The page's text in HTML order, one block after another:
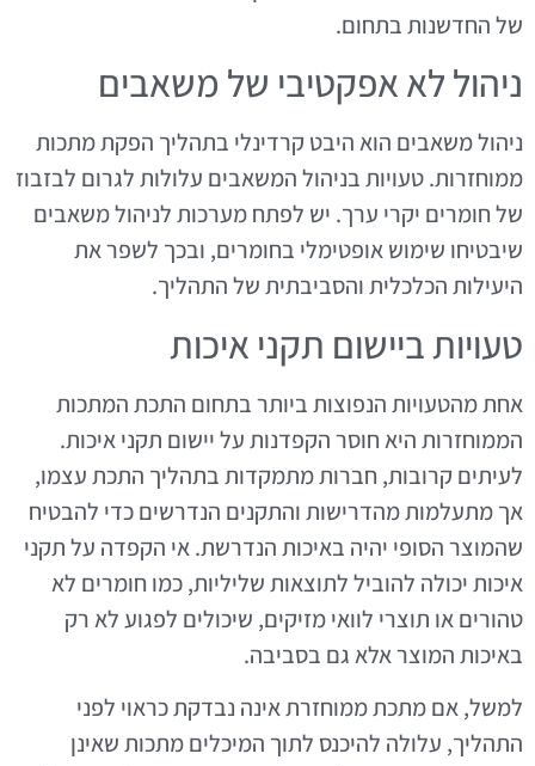
של החדשנות בתחום.
ניהול לא אפקטיבי של משאבים
ניהול משאבים הוא היבט קרדינלי בתהליך הפקת מתכות
ממוחזרות. טעויות בניהול המשאבים עלולות לגרום לבזבוז
של חומרים יקרי ערך. יש לפתח מערכות לניהול משאבים
שיבטיחו שימוש אופטימלי בחומרים, ובכך לשפר את
היעילות הכלכלית והסביבתית של התהליך.
טעויות ביישום תקני איכות
אחת מהטעויות הנפוצות ביותר בתחום התכת המתכות
הממוחזרות היא חוסר הקפדנות על יישום תקני איכות.
לעיתים קרובות, חברות מתמקדות בתהליך התכת עצמו,
אך מתעלמות מהדרישות והתקנים הנדרשים כדי להבטיח
שהמוצר הסופי יהיה באיכות הנדרשת. אי הקפדה על תקני
איכות יכולה להוביל לתוצאות שליליות, כמו חומרים לא
טהורים או תוצרי לוואי מזיקים, שיכולים לפגוע לא רק
באיכות המוצר אלא גם בסביבה.
למשל, אם מתכת ממוחזרת אינה נבדקת כראוי לפני
התהליך, עלולה להיכנס לתוך המיכלים מתכות שאינן